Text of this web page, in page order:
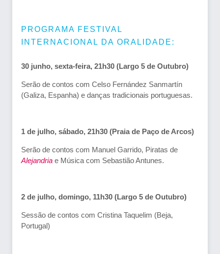
PROGRAMA FESTIVAL
INTERNACIONAL DA ORALIDADE:
30 junho, sexta-feira, 21h30 (Largo 5 de Outubro)
Serão de contos com Celso Fernández Sanmartín
(Galiza, Espanha) e danças tradicionais portuguesas.
1 de julho, sábado, 21h30 (Praia de Paço de Arcos)
Serão de contos com Manuel Garrido, Piratas de
Alejandria e Música com Sebastião Antunes.
2 de julho, domingo, 11h30 (Largo 5 de Outubro)
Sessão de contos com Cristina Taquelim (Beja,
Portugal)